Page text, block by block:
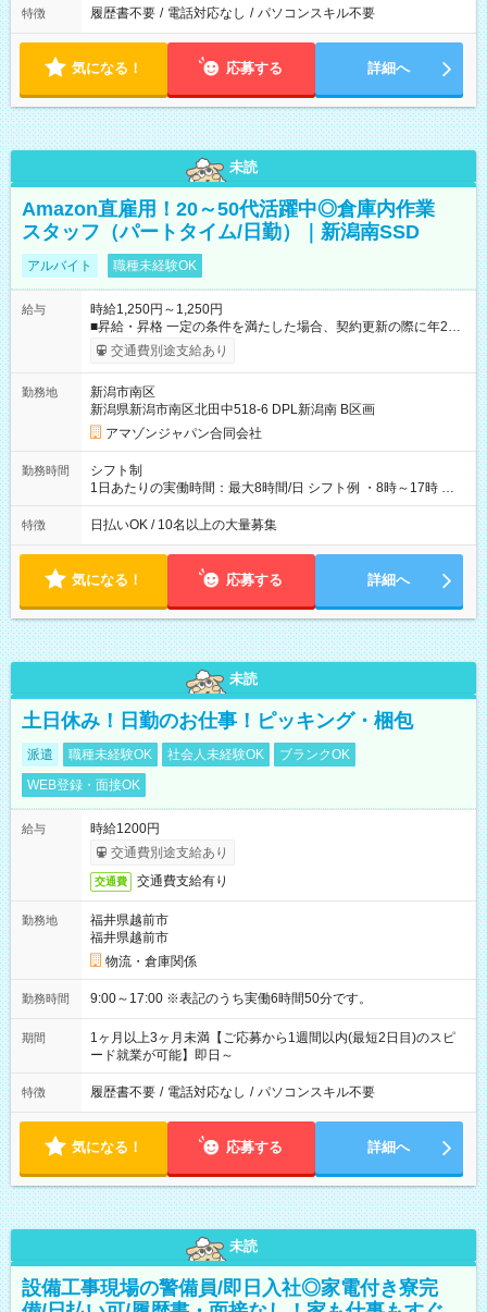
特徴 履歴書不要 / 電話対応なし / パソコンスキル不要
気になる！ 応募する 詳細へ
未読
Amazon直雇用！20～50代活躍中◎倉庫内作業
スタッフ（パートタイム/日勤）｜新潟南SSD
アルバイト 職種未経験OK
給与
時給1,250円～1,250円
■昇給・昇格 一定の条件を満たした場合、契約更新の際に年2回
まで昇給の機会があります。 ■正社員登用制度あり ※月末締/翌
月25日支払い ※時間外手当、別途支給 ※深夜割増賃金 (22:00～
☆Amazon直雇用で安定して働けます！ 【試用期間】試用期間
あり 試用期間の長さ：1週間 雇用形態、給与は本採用時と同じ
です。
交通費別途支給あり
勤務地
新潟市南区
新潟県新潟市南区北田中518-6 DPL新潟南 B区画
アマゾンジャパン合同会社
勤務時間
シフト制
1日あたりの実働時間：最大8時間/日 シフト例 ・8時～17時 ・
12時～21時
特徴 日払いOK / 10名以上の大量募集
気になる！ 応募する 詳細へ
未読
土日休み！日勤のお仕事！ピッキング・梱包
派遣 職種未経験OK 社会人未経験OK
ブランクOK
WEB登録・面接OK
給与
時給1200円
交通費別途支給あり
交通費 交通費支給有り
勤務地
福井県越前市
福井県越前市
物流・倉庫関係
勤務時間 9:00～17:00 ※表記のうち実働6時間50分です。
期間
1ヶ月以上3ヶ月未満【ご応募から1週間以内(最短2日目)のスピ
ード就業が可能】即日～
特徴 履歴書不要 / 電話対応なし / パソコンスキル不要
気になる！ 応募する 詳細へ
未読
設備工事現場の警備員/即日入社◎家電付き寮完